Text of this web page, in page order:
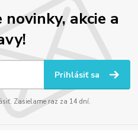
akcie a
Prihlásiť sa
Zasielame raz za 14 dní.